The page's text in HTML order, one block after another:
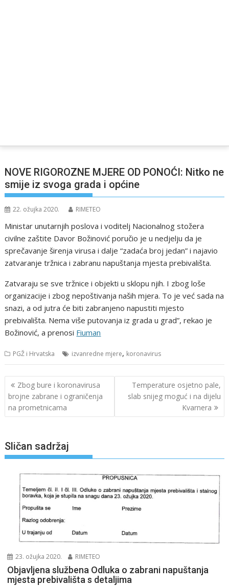
NOVE RIGOROZNE MJERE OD PONOĆI: Nitko ne
smije iz svoga grada i općine
22. ožujka 2020. RIMETEO
Ministar unutarnjih poslova i voditelj Nacionalnog stožera
civilne zaštite Davor Božinović poručio je u nedjelju da je
sprečavanje širenja virusa i dalje “zadaća broj jedan” i najavio
zatvaranje tržnica i zabranu napuštanja mjesta prebivališta.
Zatvaraju se sve tržnice i objekti u sklopu njih. I zbog loše
organizacije i zbog nepoštivanja naših mjera. To je već sada na
snazi, a od jutra će biti zabranjeno napustiti mjesto
prebivališta. Nema više putovanja iz grada u grad”, rekao je
Božinović, a prenosi Fiuman
PGŽ i Hrvatska izvanredne mjere, koronavirus
Navigacija
objava
Zbog bure i koronavirusa
brojne zabrane i ograničenja
na prometnicama
Temperature osjetno pale,
slab snijeg moguć i na dijelu
Kvarnera
Sličan sadržaj
23. ožujka 2020. RIMETEO
Objavljena službena Odluka o zabrani napuštanja
mjesta prebivališta s detaljima